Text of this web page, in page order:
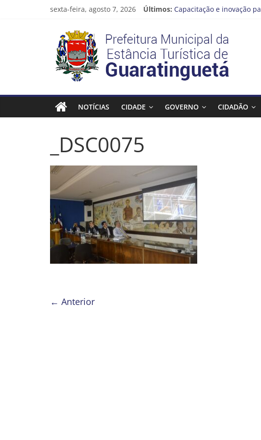
sexta-feira, agosto 7, 2026 Últimos: Capacitação e inovação
Prefeitura de
Guaratinguetá realizará
Prefeitura
Estância
Turística
Guaratinguetá
Prefeitura
Estância
Turística
Guaratinguetá
NOTÍCIAS CIDADE GOVERNO CIDADÃO
_DSC0075
← Anterior